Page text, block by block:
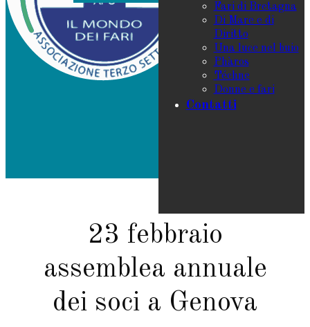
Fari di Bretagna
Di Mare e di
Diritto
Una luce nel buio
Phàros
Téchne
Donne e fari
Contatti
23 febbraio
assemblea annuale
dei soci a Genova